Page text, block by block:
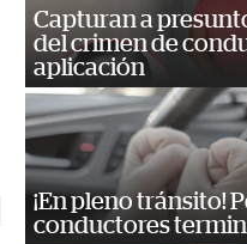
Capturan a
del crimen de
aplicación
¡En pleno tránsito!
conductores